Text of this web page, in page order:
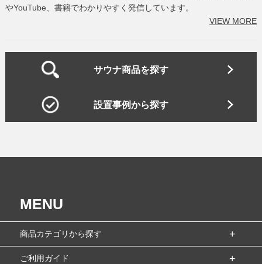
やYouTube、書籍でわかりやすく発信しています。
VIEW MORE
サウナ商品を探す
設置事例から探す
MENU
商品カテゴリから探す
ご利用ガイド